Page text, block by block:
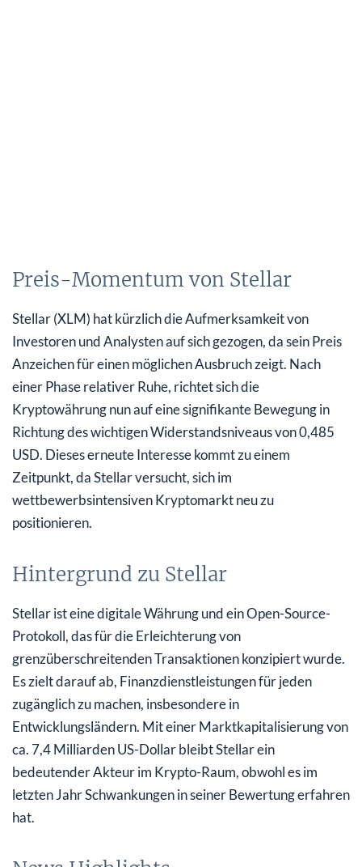
Preis-Momentum von Stellar
Stellar (XLM) hat kürzlich die Aufmerksamkeit von
Investoren und Analysten auf sich gezogen, da sein Preis
Anzeichen für einen möglichen Ausbruch zeigt. Nach
einer Phase relativer Ruhe, richtet sich die
Kryptowährung nun auf eine signifikante Bewegung in
Richtung des wichtigen Widerstandsniveaus von 0,485
USD. Dieses erneute Interesse kommt zu einem
Zeitpunkt, da Stellar versucht, sich im
wettbewerbsintensiven Kryptomarkt neu zu
positionieren.
Hintergrund zu Stellar
Stellar ist eine digitale Währung und ein Open-Source-
Protokoll, das für die Erleichterung von
grenzüberschreitenden Transaktionen konzipiert wurde.
Es zielt darauf ab, Finanzdienstleistungen für jeden
zugänglich zu machen, insbesondere in
Entwicklungsländern. Mit einer Marktkapitalisierung von
ca. 7,4 Milliarden US-Dollar bleibt Stellar ein
bedeutender Akteur im Krypto-Raum, obwohl es im
letzten Jahr Schwankungen in seiner Bewertung erfahren
hat.